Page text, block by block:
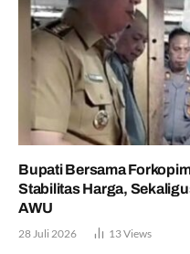
Bupati Bersama
Stabilitas Harga,
AWU
28 Juli 2026 13Views